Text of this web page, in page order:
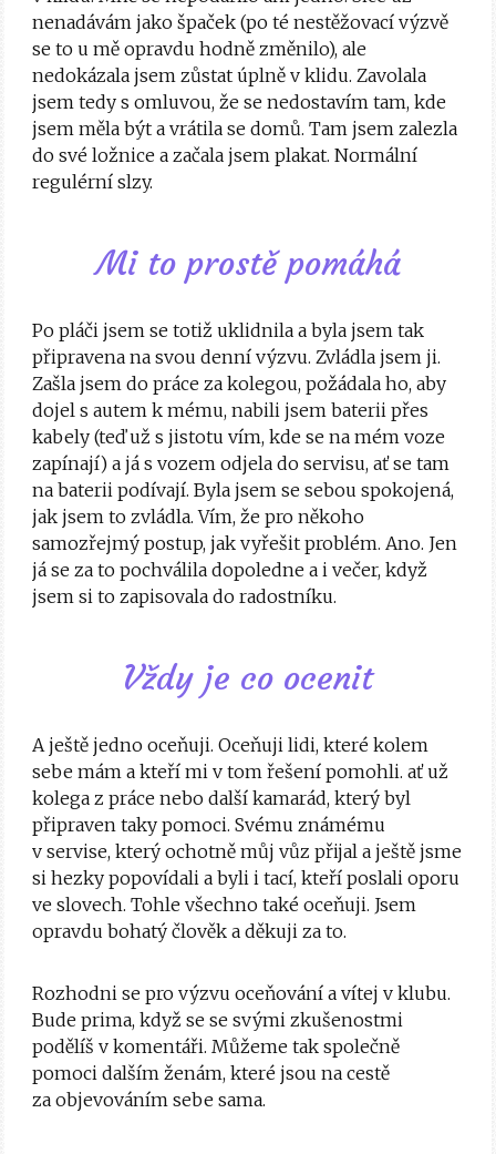
nenadávám jako špaček (po té nestěžovací výzvě
se to u mě opravdu hodně změnilo), ale
nedokázala jsem zůstat úplně v klidu. Zavolala
jsem tedy s omluvou, že se nedostavím tam, kde
jsem měla být a vrátila se domů. Tam jsem zalezla
do své ložnice a začala jsem plakat. Normální
regulérní slzy.
Mi to prostě pomáhá
Po pláči jsem se totiž uklidnila a byla jsem tak
připravena na svou denní výzvu. Zvládla jsem ji.
Zašla jsem do práce za kolegou, požádala ho, aby
dojel s autem k mému, nabili jsem baterii přes
kabely (teď už s jistotu vím, kde se na mém voze
zapínají) a já s vozem odjela do servisu, ať se tam
na baterii podívají. Byla jsem se sebou spokojená,
jak jsem to zvládla. Vím, že pro někoho
samozřejmý postup, jak vyřešit problém. Ano. Jen
já se za to pochválila dopoledne a i večer, když
jsem si to zapisovala do radostníku.
Vždy je co ocenit
A ještě jedno oceňuji. Oceňuji lidi, které kolem
sebe mám a kteří mi v tom řešení pomohli. ať už
kolega z práce nebo další kamarád, který byl
připraven taky pomoci. Svému známému
v servise, který ochotně můj vůz přijal a ještě jsme
si hezky popovídali a byli i tací, kteří poslali oporu
ve slovech. Tohle všechno také oceňuji. Jsem
opravdu bohatý člověk a děkuji za to.
Rozhodni se pro výzvu oceňování a vítej v klubu.
Bude prima, když se se svými zkušenostmi
podělíš v komentáři. Můžeme tak společně
pomoci dalším ženám, které jsou na cestě
za objevováním sebe sama.